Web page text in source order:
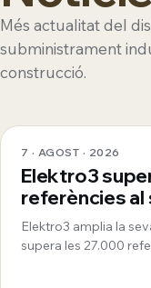
Més actualitat del
subministrament
construcció.
7 · AGOST · 2026
Elektro3
referències al
consolida
360º
Elektro3 amplia la
supera les 27.000